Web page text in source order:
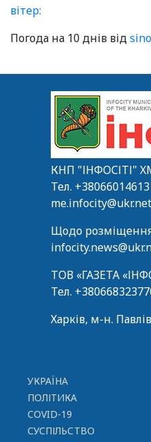
вітер:
Погода на 10 днів від
КНП "ІНФОСІТІ"
Тел.
me.infocity@ukr.net
Щодо
ТОВ «ГАЗЕТА
Тел.
Харків, м-н.
УКРАЇНА
ПОЛІТИКА
COVID-19
СУСПІЛЬСТВО